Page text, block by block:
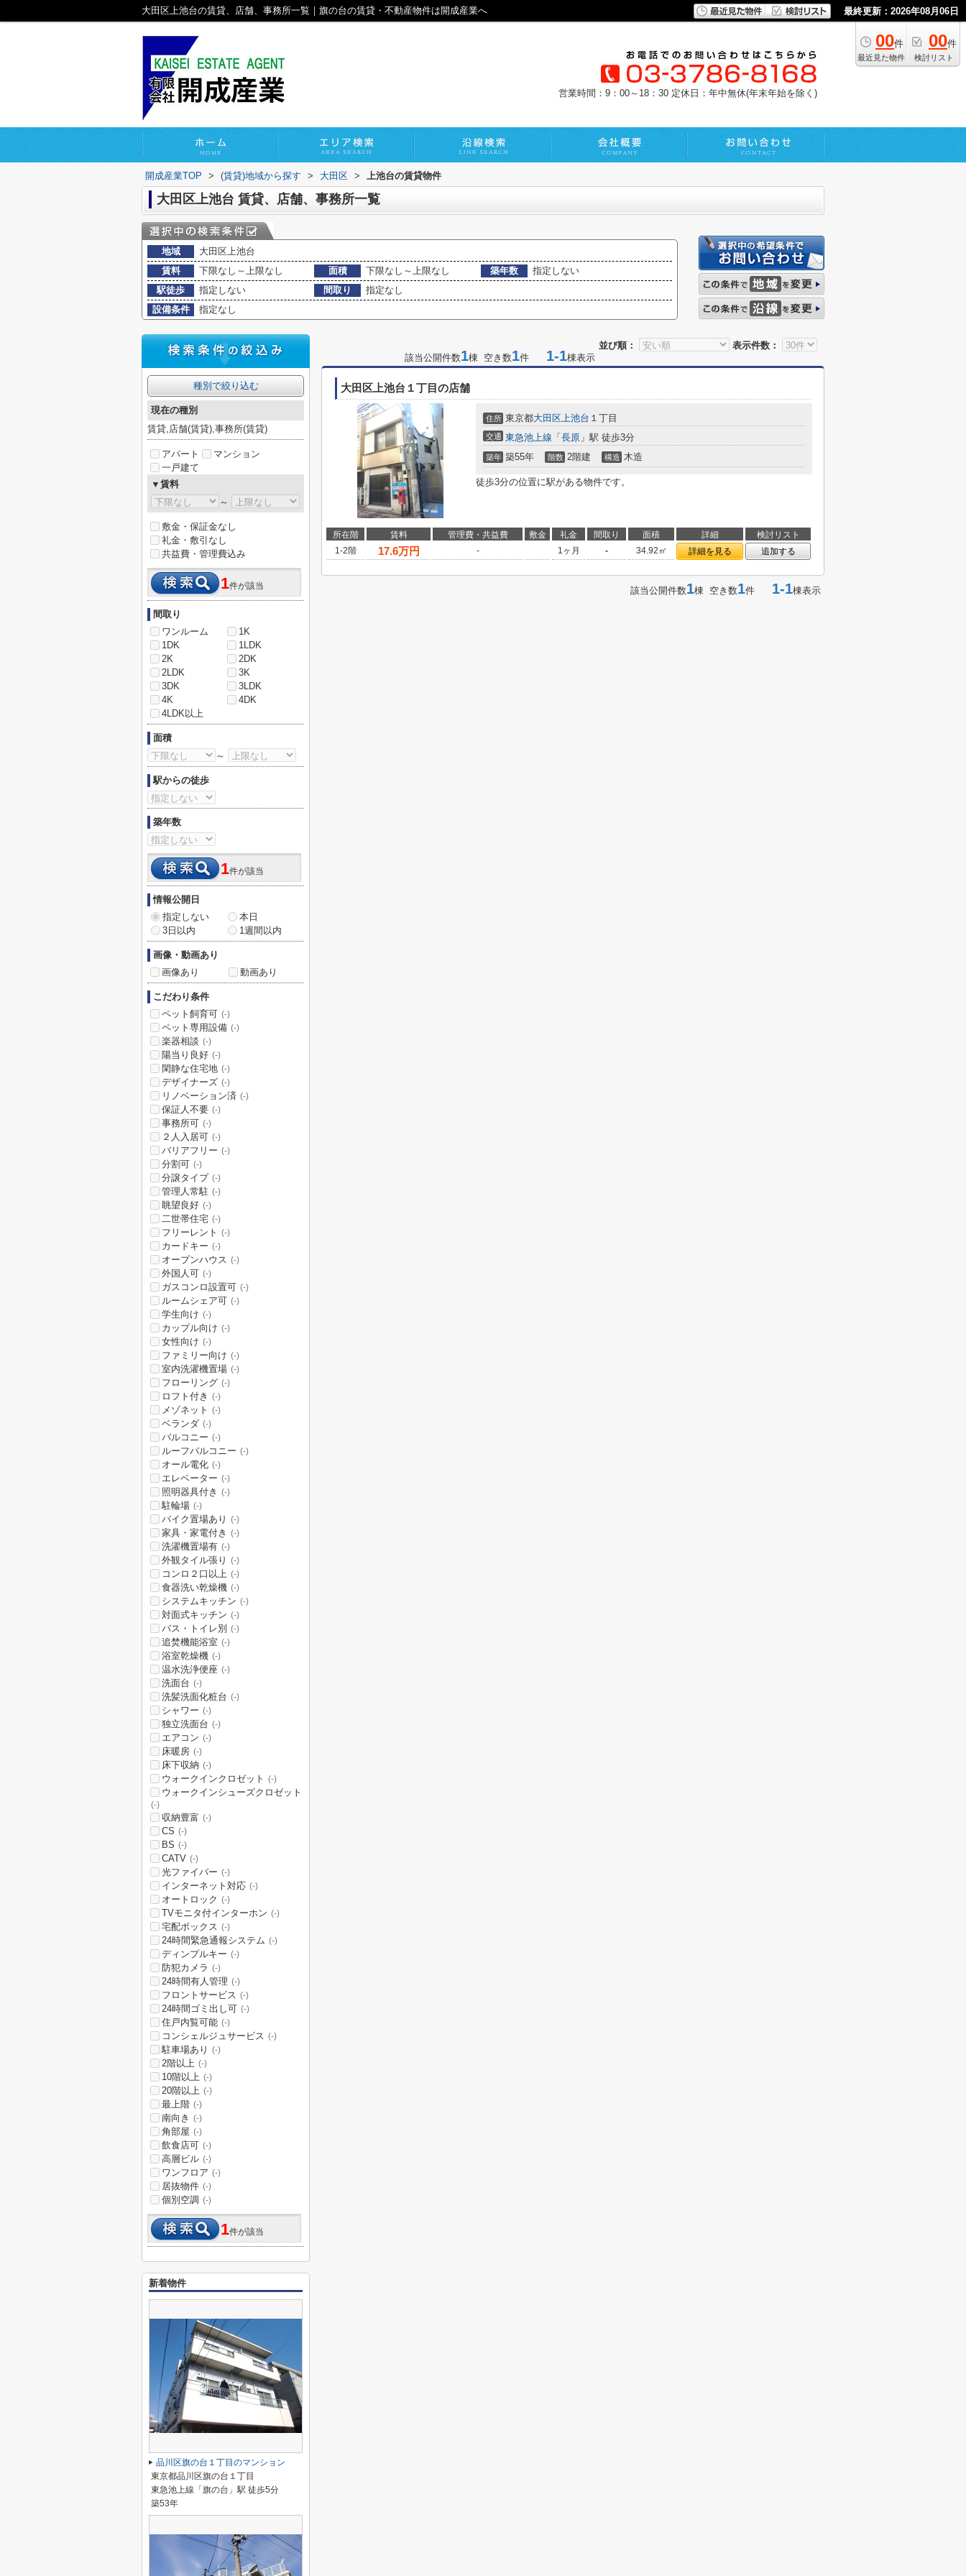
大田区上池台の賃貸、店舗、事務所一覧｜旗の台の賃貸・不動産物件は開成産業へ 最終更新：2026年08月06日
00件
最近見た物件
00件
検討リスト
営業時間：9：00～18：30 定休日：年中無休(年末年始を除く)
開成産業TOP > (賃貸)地域から探す > 大田区 > 上池台の賃貸物件
大田区上池台 賃貸、店舗、事務所一覧
地域
大田区上池台
賃料
下限なし～上限なし 面積 下限なし～上限なし 築年数
指定しない
駅徒歩
指定しない 間取り
指定なし
設備条件
指定なし
並び順：
表示件数：
該当公開件数1棟 空き数1件 1-1棟表示
大田区上池台１丁目の店舗
住所 東京都大田区上池台 １丁目
交通 東急池上線 「 長原 」駅 徒歩3分
築年 築55年 階数 2階建 構造 木造
徒歩3分の位置に駅がある物件です。
所在階 賃料 管理費・共益費 敷金 礼金 間取り 面積 詳細
検討リスト
1-2階
17.6万円 - 1ヶ月 - 34.92㎡ 詳細を見る 追加する
該当公開件数1棟 空き数1件 1-1棟表示
種別で絞り込む
現在の種別
賃貸,店舗(賃貸),事務所(賃貸)
アパート
マンション
一戸建て
▼賃料
～
敷金・保証金なし
礼金・敷引なし
共益費・管理費込み
1件が該当
間取り
ワンルーム
1K
1DK
1LDK
2K
2DK
2LDK
3K
3DK
3LDK
4K
4DK
4LDK以上
面積
～
駅からの徒歩
築年数
1件が該当
情報公開日
指定しない
本日
3日以内
1週間以内
画像・動画あり
画像あり
動画あり
こだわり条件
ペット飼育可 (-)
ペット専用設備 (-)
楽器相談 (-)
陽当り良好 (-)
閑静な住宅地 (-)
デザイナーズ (-)
リノベーション済 (-)
保証人不要 (-)
事務所可 (-)
２人入居可 (-)
バリアフリー (-)
分割可 (-)
分譲タイプ (-)
管理人常駐 (-)
眺望良好 (-)
二世帯住宅 (-)
フリーレント (-)
カードキー (-)
オープンハウス (-)
外国人可 (-)
ガスコンロ設置可 (-)
ルームシェア可 (-)
学生向け (-)
カップル向け (-)
女性向け (-)
ファミリー向け (-)
室内洗濯機置場 (-)
フローリング (-)
ロフト付き (-)
メゾネット (-)
ベランダ (-)
バルコニー (-)
ルーフバルコニー (-)
オール電化 (-)
エレベーター (-)
照明器具付き (-)
駐輪場 (-)
バイク置場あり (-)
家具・家電付き (-)
洗濯機置場有 (-)
外観タイル張り (-)
コンロ２口以上 (-)
食器洗い乾燥機 (-)
システムキッチン (-)
対面式キッチン (-)
バス・トイレ別 (-)
追焚機能浴室 (-)
浴室乾燥機 (-)
温水洗浄便座 (-)
洗面台 (-)
洗髪洗面化粧台 (-)
シャワー (-)
独立洗面台 (-)
エアコン (-)
床暖房 (-)
床下収納 (-)
ウォークインクロゼット (-)
ウォークインシューズクロゼット
(-)
収納豊富 (-)
CS (-)
BS (-)
CATV (-)
光ファイバー (-)
インターネット対応 (-)
オートロック (-)
TVモニタ付インターホン (-)
宅配ボックス (-)
24時間緊急通報システム (-)
ディンプルキー (-)
防犯カメラ (-)
24時間有人管理 (-)
フロントサービス (-)
24時間ゴミ出し可 (-)
住戸内覧可能 (-)
コンシェルジュサービス (-)
駐車場あり (-)
2階以上 (-)
10階以上 (-)
20階以上 (-)
最上階 (-)
南向き (-)
角部屋 (-)
飲食店可 (-)
高層ビル (-)
ワンフロア (-)
居抜物件 (-)
個別空調 (-)
1件が該当
新着物件
品川区旗の台１丁目のマンション
東京都品川区旗の台１丁目
東急池上線「旗の台」駅 徒歩5分
築53年